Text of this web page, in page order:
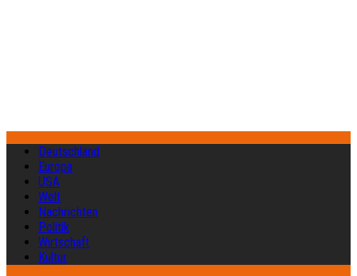
Deutschland
Europa
USA
Welt
Nachrichten
Politik
Wirtschaft
Kultur